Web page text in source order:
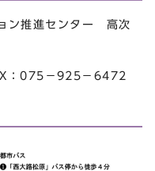
ン推進センター 高次
075－925－6472